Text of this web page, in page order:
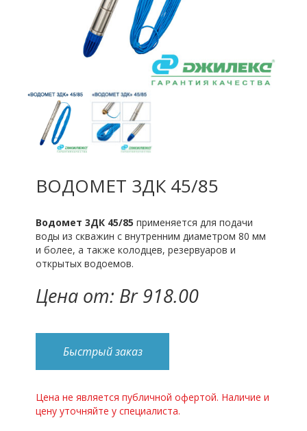
ВОДОМЕТ 3ДК 45/85
Водомет 3ДК 45/85 применяется для подачи
воды из скважин с внутренним диаметром 80 мм
и более, а также колодцев, резервуаров и
открытых водоемов.
Цена от: Br 918.00
Быстрый заказ
Цена не является публичной офертой. Наличие и
цену уточняйте у специалиста.